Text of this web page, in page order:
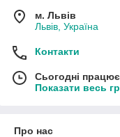
м. Львів
Львів, Україна
Контакти
Сьогодні
Показати весь
Про нас